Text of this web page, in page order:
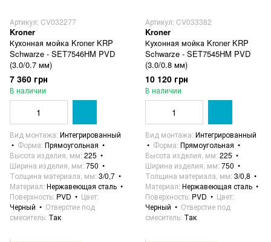
Артикул: CV032277
Kroner
Кухонная мойка Kroner KRP
Schwarze - SET7546HM PVD
(3.0/0.7 мм)
7 360 грн
В наличии
Вид монтажа Интегрированный
Форма Прямоугольная
Высота изделия, мм 225
Ширина изделия, мм 750
Толщина материала, мм 3/0,7
Материал Нержавеющая сталь
Поверхность PVD
Цвет
Черный
Отверстие под
смеситель Так
Артикул: CV033382
Kroner
Кухонная мойка Kroner KRP
Schwarze - SET7545HM PVD
(3.0/0.8 мм)
10 120 грн
В наличии
Вид монтажа Интегрированный
Форма Прямоугольная
Высота изделия, мм 225
Ширина изделия, мм 750
Толщина материала, мм 3/0,8
Материал Нержавеющая сталь
Поверхность PVD
Цвет
Черный
Отверстие под
смеситель Так